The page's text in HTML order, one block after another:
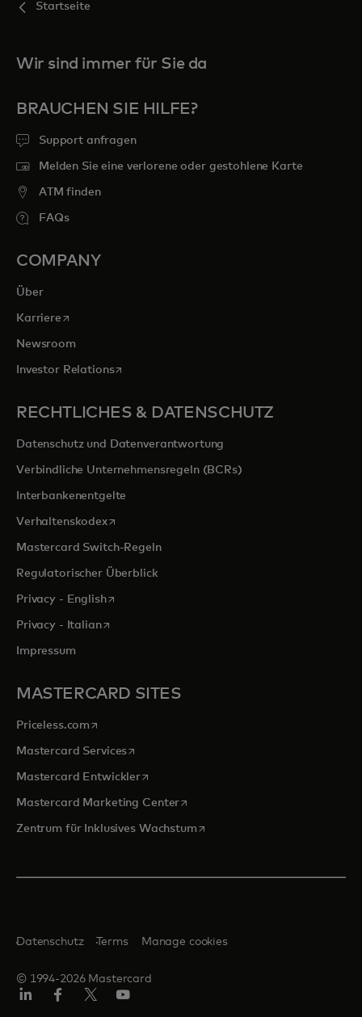
Startseite
Wir sind immer für Sie da
BRAUCHEN SIE HILFE?
Support anfragen
Melden Sie eine verlorene oder gestohlene Karte
ATM finden
FAQs
COMPANY
Über
Karrierewird in einer neuen Registerkarte geöffnet
Newsroom
Investor Relationswird in einer neuen Registerkarte geöffnet
RECHTLICHES & DATENSCHUTZ
Datenschutz und Datenverantwortung
Verbindliche Unternehmensregeln (BCRs)
Interbankenentgelte
Verhaltenskodexwird in einer neuen Registerkarte geöffnet
Mastercard Switch-Regeln
Regulatorischer Überblick
Privacy - Englishwird in einer neuen Registerkarte geöffnet
Privacy - Italianwird in einer neuen Registerkarte geöffnet
Impressum
MASTERCARD SITES
Priceless.com wird in einer neuen Registerkarte geöffnet
Mastercard Serviceswird in einer neuen Registerkarte geöffnet
Mastercard Entwicklerwird in einer neuen Registerkarte
Mastercard Marketing Centerwird in einer neuen
Zentrum für Inklusives Wachstumwird in einer neuen
© 1994-2026 Mastercard
Datenschutz Terms Manage cookies